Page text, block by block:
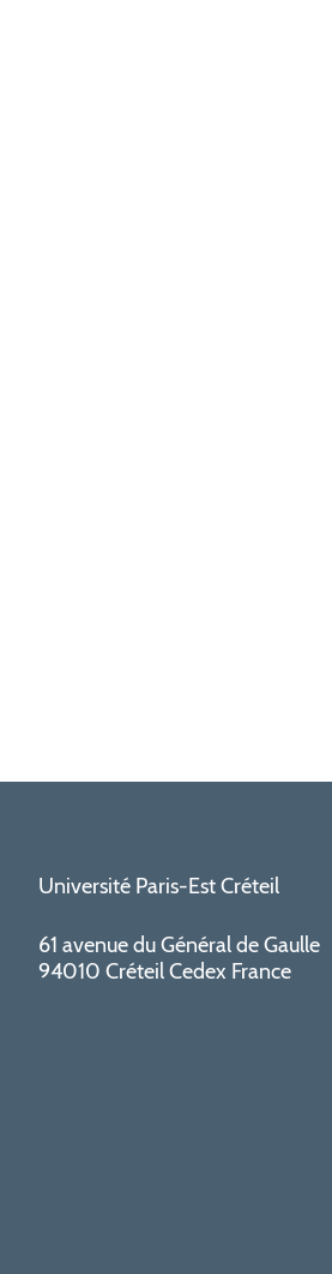
Université Paris-Est Créteil
61 avenue du Général de Gaulle
94010 Créteil Cedex France